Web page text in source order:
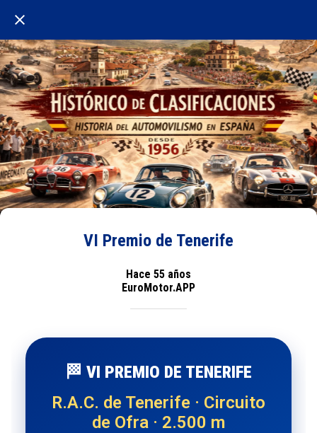
VI Premio de Tenerife
Hace 55 años
EuroMotor.APP
🏁 VI PREMIO DE TENERIFE
R.A.C. de Tenerife · Circuito
de Ofra · 2.500 m